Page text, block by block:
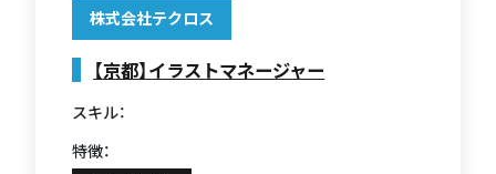
株式会社テクロス
【京都】イラストマネージャー
スキル：
特徴：